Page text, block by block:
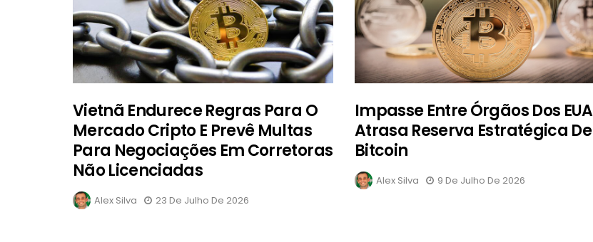
Vietnã Endurece Regras Para O
Mercado Cripto E Prevê Multas
Para Negociações Em Corretoras
Não Licenciadas
Alex Silva 23 De Julho De 2026
Impasse Entre Órgãos Dos EUA
Atrasa Reserva Estratégica De
Bitcoin
Alex Silva 9 De Julho De 2026